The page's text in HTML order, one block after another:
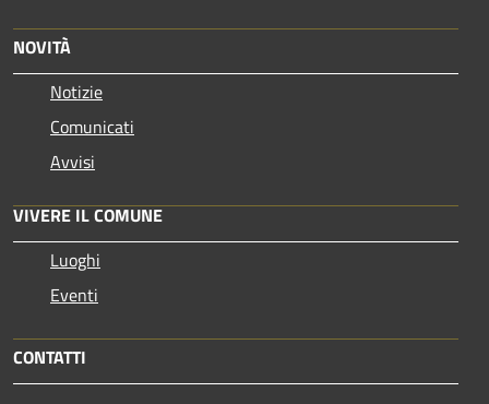
NOVITÀ
Notizie
Comunicati
Avvisi
VIVERE IL COMUNE
Luoghi
Eventi
CONTATTI